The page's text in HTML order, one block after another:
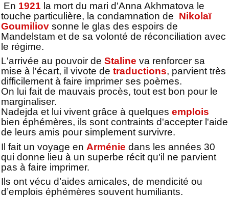
En 1921 la mort du mari d'Anna Akhmatova le
touche particulière, la condamnation de Nikolaï
Goumiliov sonne le glas des espoirs de
Mandelstam et de sa volonté de réconciliation avec
le régime.
L'arrivée au pouvoir de Staline va renforcer sa
mise à l'écart, il vivote de traductions, parvient très
difficilement à faire imprimer ses poèmes.
On lui fait de mauvais procès, tout est bon pour le
marginaliser.
Nadejda et lui vivent grâce à quelques emplois
bien éphémères, ils sont contraints d'accepter l'aide
de leurs amis pour simplement survivre.
Il fait un voyage en Arménie dans les années 30
qui donne lieu à un superbe récit qu'il ne parvient
pas à faire imprimer.
Ils ont vécu d’aides amicales, de mendicité ou
d’emplois éphémères souvent humiliants.